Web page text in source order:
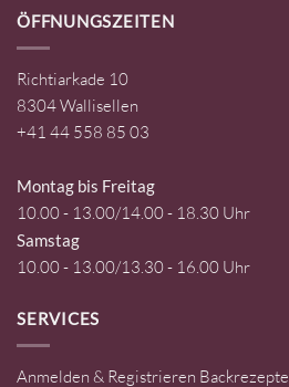
ÖFFNUNGSZEITEN
Richtiarkade 10
8304 Wallisellen
+41 44 558 85 03
Montag bis Freitag
10.00 - 13.00/14.00 - 18.30 Uhr
Samstag
10.00 - 13.00/13.30 - 16.00 Uhr
SERVICES
Anmelden & Registrieren Backrezepte